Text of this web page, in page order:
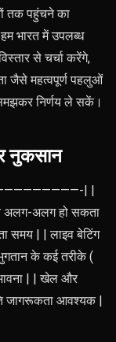
तक पहुंचने का
भारत में उपलब्ध
से चर्चा करेंगे,
जैसे महत्वपूर्ण पहलुओं
निर्णय ले सकें।
नुकसान
| |
अलग-अलग हो सकता
समय | | लाइव बेटिंग
के कई तरीके (
| | खेल और
जागरूकता आवश्यक |